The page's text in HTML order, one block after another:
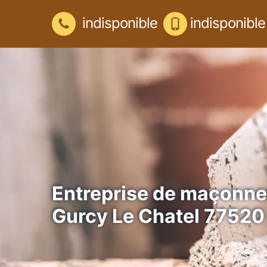
indisponible indisponible
Entreprise de
Gurcy Le Chatel 77520